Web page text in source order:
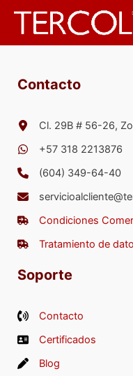
Contacto
Cl. 29B # 56-26,
+57 318 2213876
(604) 349-64-40
Condiciones
Tratamiento de
Soporte
Contacto
Certificados
Blog